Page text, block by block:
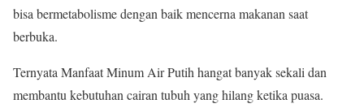
bisa bermetabolisme dengan baik mencerna makanan saat
berbuka.
Ternyata Manfaat Minum Air Putih hangat banyak sekali dan
membantu kebutuhan cairan tubuh yang hilang ketika puasa.